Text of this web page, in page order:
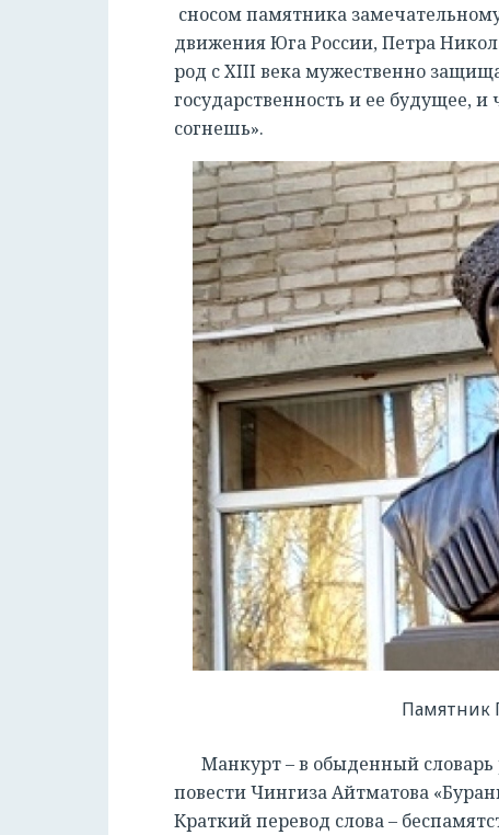
сносом памятника
движения Юга России, Петра
род c XIII века мужественно
государственность и ее будущее,
согнешь».
Памятник
Манкурт – в обыденный словарь
повести Чингиза Айтматова
Краткий перевод слова –